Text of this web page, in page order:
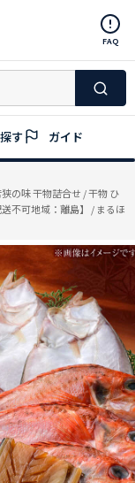
FAQ
す ガイド
の味 干物詰合せ / 干物 ひ
不可地域：離島】 / まるほ